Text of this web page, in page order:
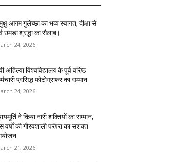
आगम गुलेच्छा का भव्य स्वागत, दीक्षा से
उमड़ा श्रद्धा का सैलाब।
24, 2026
अहिल्या विश्वविद्यालय के पूर्व वरिष्ठ
प्रसिद्ध फोटोग्राफर का सम्मान
24, 2026
ने किया नारी शक्तियों का सम्मान,
वर्षों की गौरवशाली परंपरा का सशक्त
21, 2026